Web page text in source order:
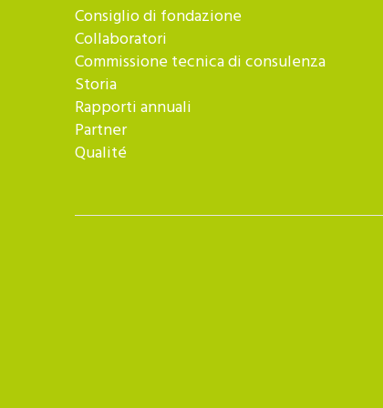
Consiglio di fondazione
Collaboratori
Commissione tecnica di consulenza
Storia
Rapporti annuali
Partner
Qualité